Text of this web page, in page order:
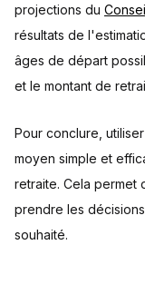
projections du
résultats de
âges de départ
et le montant de
Pour conclure,
moyen simple et
retraite. Cela permet
prendre les
souhaité.